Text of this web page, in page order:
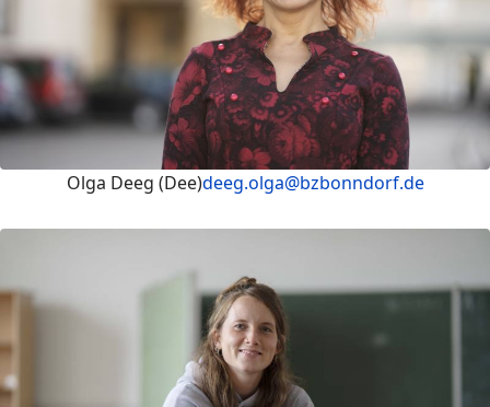
Olga Deeg (Dee)deeg.olga@bzbonndorf.de